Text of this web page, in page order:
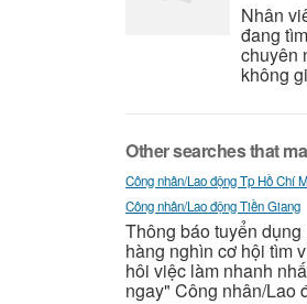
Nhân
đang
chuyên
không
Other searches that
Công nhân/Lao động Tp Hồ Chí
Công nhân/Lao động Tiền Giang
Thông báo tuyển
hàng nghìn cơ hội tìm
hôi việc làm nhanh
ngay" Công nhân/Lao